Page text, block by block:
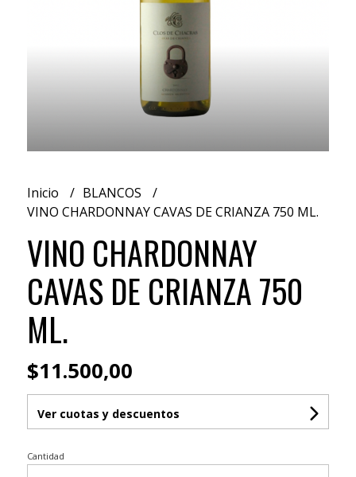
Inicio
BLANCOS
VINO CHARDONNAY CAVAS DE CRIANZA 750 ML.
VINO CHARDONNAY
CAVAS DE CRIANZA 750
ML.
$11.500,00
Ver cuotas y descuentos
Cantidad